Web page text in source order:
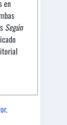
en
Según